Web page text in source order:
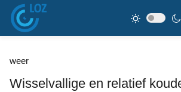
weer
Wisselvallige en relatief